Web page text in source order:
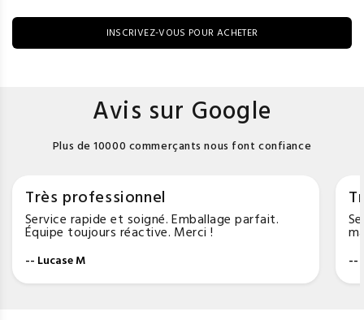
INSCRIVEZ-VOUS POUR ACHETER
Avis sur Google
Plus de 10000 commerçants nous font confiance
Très professionnel
Service rapide et soigné. Emballage parfait.
Équipe toujours réactive. Merci !
-- Lucase M --